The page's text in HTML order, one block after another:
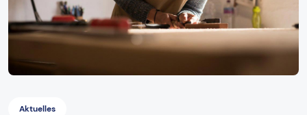
Aktuelles